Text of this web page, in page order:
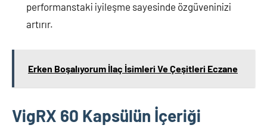
performanstaki iyileşme sayesinde özgüveninizi
artırır.
Erken Boşalıyorum İlaç İsimleri Ve Çeşitleri Eczane
VigRX 60 Kapsülün İçeriği